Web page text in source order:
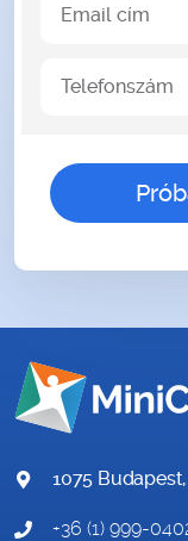
Email cím
Telefonszám
1075
+36 (1) 999-